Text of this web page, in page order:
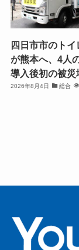
四日市市のトイ
が熊本へ、4人
導入後初の被災
2026年8月4日 総合